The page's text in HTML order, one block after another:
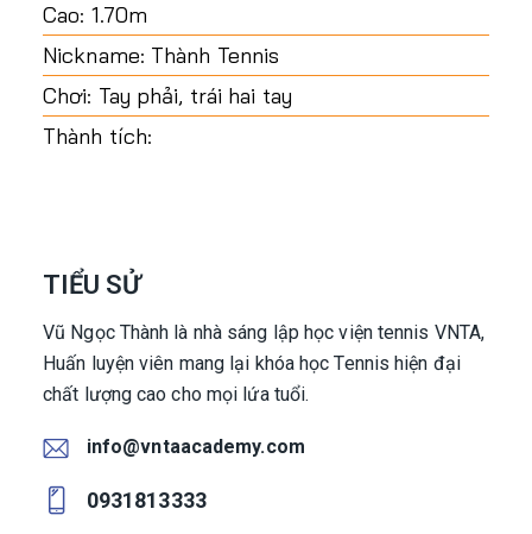
Cao: 1.70m
Nickname: Thành Tennis
Chơi: Tay phải, trái hai tay
Thành tích:
TIỂU SỬ
Vũ Ngọc Thành là nhà sáng lập học viện tennis VNTA,
Huấn luyện viên mang lại khóa học Tennis hiện đại
chất lượng cao cho mọi lứa tuổi.
E-
m
info@vntaacademy.com
0931813333